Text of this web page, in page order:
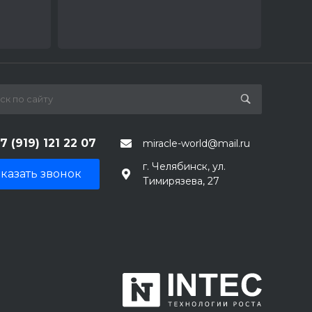
(919) 121 22 07 miracle-world@mail.ru
звонок
г. Челябинск, ул.
Тимирязева, 27